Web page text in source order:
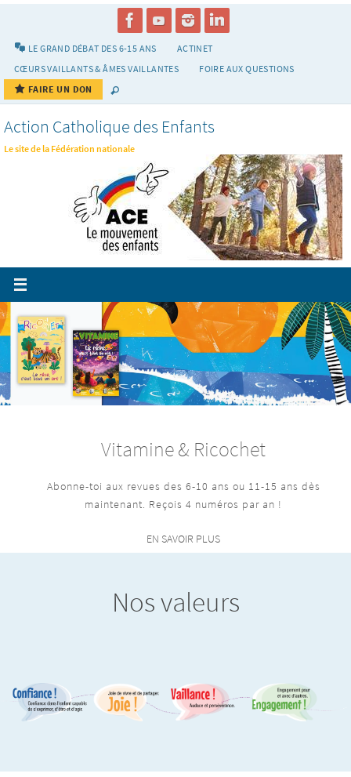
LE GRAND DÉBAT DES 6-15 ANS
ACTINET
CŒURS VAILLANTS & ÂMES VAILLANTES
FOIRE AUX QUESTIONS
FAIRE UN DON
Action Catholique des Enfants
Le site de la Fédération nationale
Vitamine & Ricochet
Abonne-toi aux revues des 6-10 ans ou 11-15 ans dès
maintenant. Reçois 4 numéros par an !
EN SAVOIR PLUS
Nos valeurs